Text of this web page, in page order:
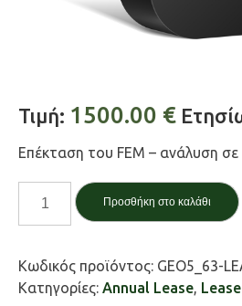
Τιμή: 1500.00 €
Επέκταση του FEM – ανάλυση
Σήρραγα
FEM
Tunnel
Προσθήκη στο καλάθι
Κωδικός προϊόντος: GEO5_63-
Κατηγορίες: Annual Lease, Lease